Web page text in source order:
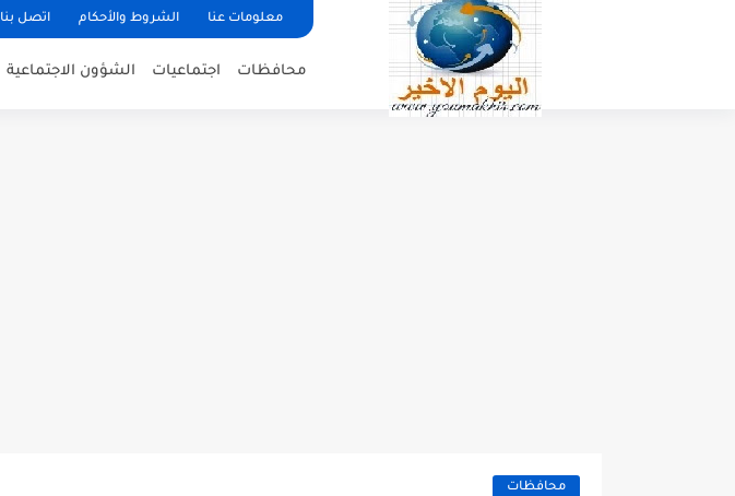
معلومات عنا الشروط والأحكام اتصل بنا
محافظات اجتماعيات الشؤون الاجتماعية
محافظات